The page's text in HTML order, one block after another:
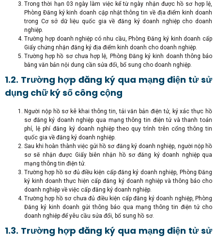
Trong thời hạn 03 ngày làm việc kể từ ngày nhận được hồ sơ hợp lệ,
Phòng Đăng ký kinh doanh cập nhật thông tin về địa điểm kinh doanh
trong Cơ sở dữ liệu quốc gia về đăng ký doanh nghiệp cho doanh
nghiệp.
Trường hợp doanh nghiệp có nhu cầu, Phòng Đăng ký kinh doanh cấp
Giấy chứng nhận đăng ký địa điểm kinh doanh cho doanh nghiệp.
Trường hợp hồ sơ chưa hợp lệ, Phòng Đăng ký kinh doanh thông báo
bằng văn bản nội dung cần sửa đổi, bổ sung cho doanh nghiệp.
1.2. Trường hợp đăng ký qua mạng điện tử sử
dụng chữ ký số công cộng
Người nộp hồ sơ kê khai thông tin, tải văn bản điện tử, ký xác thực hồ
sơ đăng ký doanh nghiệp qua mạng thông tin điện tử và thanh toán
phí, lệ phí đăng ký doanh nghiệp theo quy trình trên cổng thông tin
quốc gia về đăng ký doanh nghiệp.
Sau khi hoàn thành việc gửi hồ sơ đăng ký doanh nghiệp, người nộp hồ
sơ sẽ nhận được Giấy biên nhận hồ sơ đăng ký doanh nghiệp qua
mạng thông tin điện tử.
Trường hợp hồ sơ đủ điều kiện cấp đăng ký doanh nghiệp, Phòng Đăng
ký kinh doanh thực hiện cấp đăng ký doanh nghiệp và thông báo cho
doanh nghiệp về việc cấp đăng ký doanh nghiệp.
Trường hợp hồ sơ chưa đủ điều kiện cấp đăng ký doanh nghiệp, Phòng
Đăng ký kinh doanh gửi thông báo qua mạng thông tin điện tử cho
doanh nghiệp để yêu cầu sửa đổi, bổ sung hồ sơ.
1.3. Trường hợp đăng ký qua mạng điện tử sử